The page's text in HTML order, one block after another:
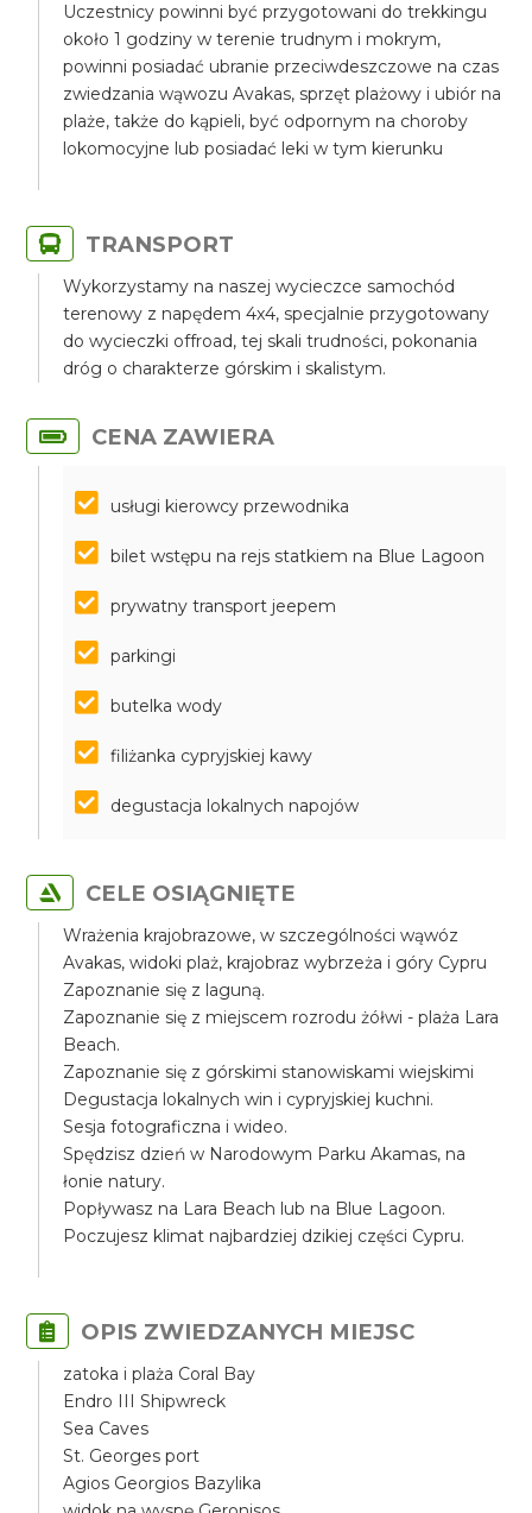
Uczestnicy powinni być przygotowani do trekkingu
około 1 godziny w terenie trudnym i mokrym,
powinni posiadać ubranie przeciwdeszczowe na czas
zwiedzania wąwozu Avakas, sprzęt plażowy i ubiór na
plaże, także do kąpieli, być odpornym na choroby
lokomocyjne lub posiadać leki w tym kierunku
TRANSPORT
Wykorzystamy na naszej wycieczce samochód
terenowy z napędem 4x4, specjalnie przygotowany
do wycieczki offroad, tej skali trudności, pokonania
dróg o charakterze górskim i skalistym.
CENA ZAWIERA
usługi kierowcy przewodnika
bilet wstępu na rejs statkiem na Blue Lagoon
prywatny transport jeepem
parkingi
butelka wody
filiżanka cypryjskiej kawy
degustacja lokalnych napojów
CELE OSIĄGNIĘTE
Wrażenia krajobrazowe, w szczególności wąwóz
Avakas, widoki plaż, krajobraz wybrzeża i góry Cypru
Zapoznanie się z laguną.
Zapoznanie się z miejscem rozrodu żółwi - plaża Lara
Beach.
Zapoznanie się z górskimi stanowiskami wiejskimi
Degustacja lokalnych win i cypryjskiej kuchni.
Sesja fotograficzna i wideo.
Spędzisz dzień w Narodowym Parku Akamas, na
łonie natury.
Popływasz na Lara Beach lub na Blue Lagoon.
Poczujesz klimat najbardziej dzikiej części Cypru.
OPIS ZWIEDZANYCH MIEJSC
zatoka i plaża Coral Bay
Endro III Shipwreck
Sea Caves
St. Georges port
Agios Georgios Bazylika